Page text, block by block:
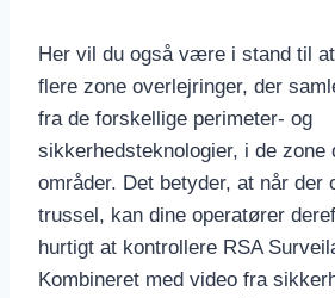
Her vil du også være i stand til
flere zone overlejringer, der
fra de forskellige perimeter- og
sikkerhedsteknologier, i de zone
områder. Det betyder, at når der
trussel, kan dine operatører
hurtigt at kontrollere RSA
Kombineret med video fra